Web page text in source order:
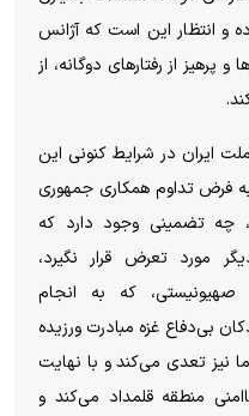
و انتظار این است که آژانس
از رفتار‌های دوگانه، از
ایران در شرایط کنونی این
فرض تداوم همکاری جمهوری
چه تضمینی وجود دارد که
مورد تعرض قرار نگیرد،
که به انجام
بی‌دفاع غزه مبادرت ورزیده
نیز تعدی می‌کند و با نهایت
منطقه قلمداد می‌کند و